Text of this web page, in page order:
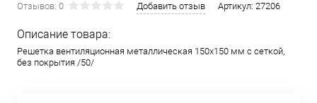
Отзывов: 0 Добавить отзыв Артикул: 27206
Описание товара:
Решетка вентиляционная металлическая 150х150 мм с сеткой,
без покрытия /50/